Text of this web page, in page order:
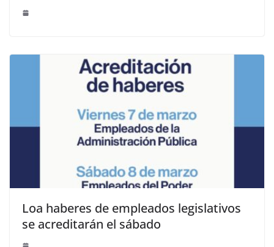
Loa haberes de empleados legislativos
se acreditarán el sábado